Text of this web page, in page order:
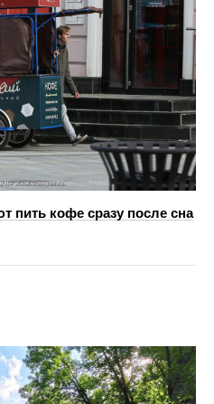
пить кофе сразу после сна